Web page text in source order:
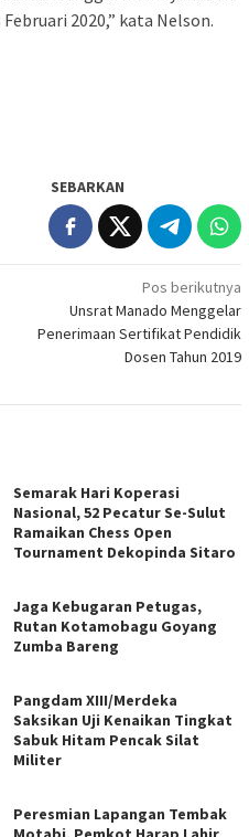
2020,” kata Nelson.
SEBARKAN
Pos berikutnya
Unsrat Manado Menggelar
Penerimaan Sertifikat Pendidik
Dosen Tahun 2019
Semarak Hari Koperasi
Nasional, 52 Pecatur Se-Sulut
Ramaikan Chess Open
Tournament Dekopinda Sitaro
Jaga Kebugaran Petugas,
Rutan Kotamobagu Goyang
Zumba Bareng
Pangdam XIII/Merdeka
Saksikan Uji Kenaikan Tingkat
Sabuk Hitam Pencak Silat
Militer
Peresmian Lapangan Tembak